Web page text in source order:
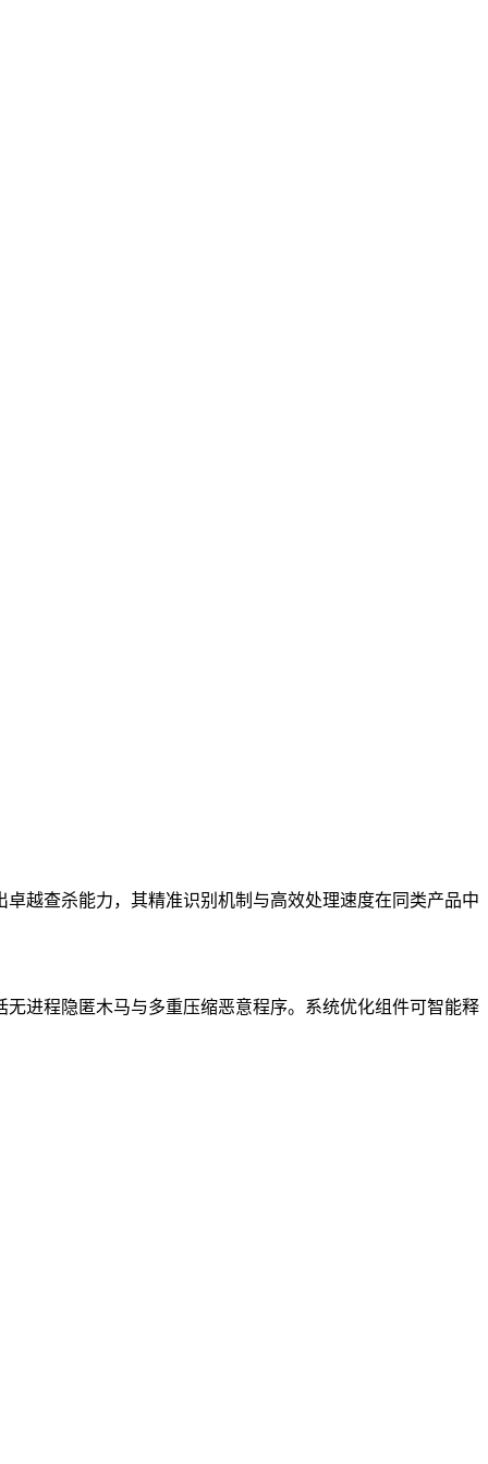
越查杀能力，其精准识别机制与高效处理速度在同类产品中
进程隐匿木马与多重压缩恶意程序。系统优化组件可智能释